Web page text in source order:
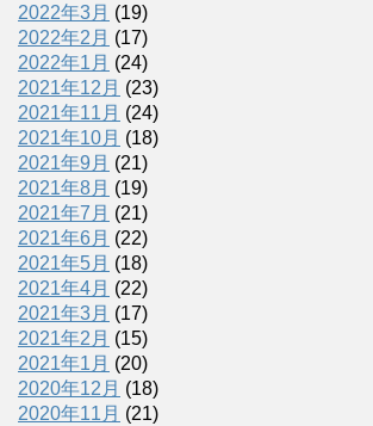
2022年3月 (19)
2022年2月 (17)
2022年1月 (24)
2021年12月 (23)
2021年11月 (24)
2021年10月 (18)
2021年9月 (21)
2021年8月 (19)
2021年7月 (21)
2021年6月 (22)
2021年5月 (18)
2021年4月 (22)
2021年3月 (17)
2021年2月 (15)
2021年1月 (20)
2020年12月 (18)
2020年11月 (21)